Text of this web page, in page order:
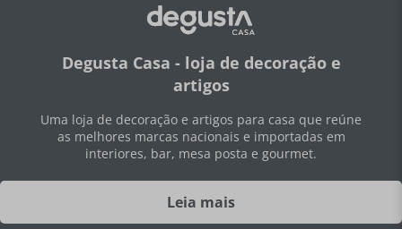
Assinar
Aceito me registrar, eu aceito osTermos de Usoda
Degusta.